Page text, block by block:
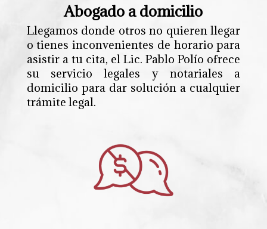
Abogado a domicilio
Llegamos donde otros no quieren llegar
o tienes inconvenientes de horario para
asistir a tu cita, el Lic. Pablo Polío ofrece
su servicio legales y notariales a
domicilio para dar solución a cualquier
trámite legal.